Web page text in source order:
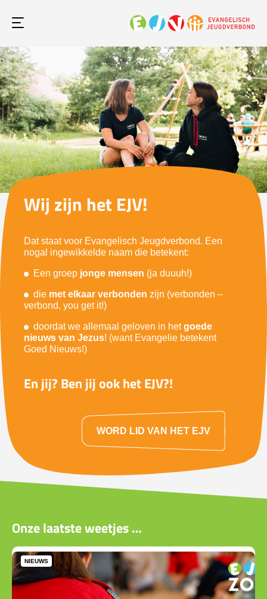
Wij zijn het EJV!
Dat staat voor Evangelisch Jeugdverbond. Een
nogal ingewikkelde naam die betekent:
Een groep jonge mensen (ja duuuh!)
die met elkaar verbonden zijn (verbonden –
verbond, you get it!)
doordat we allemaal geloven in hetgoede
nieuws van Jezus! (want Evangelie betekent
Goed Nieuws!)
En jij? Ben jij ook het EJV?!
WORD LID VAN HET EJV
Onze laatste weetjes …
NIEUWS